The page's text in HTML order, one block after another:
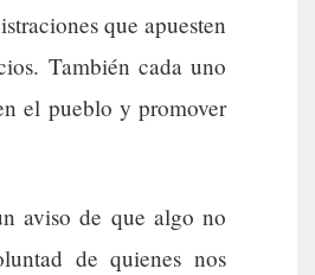
que apuesten
También cada uno
el pueblo y promover
aviso de que algo no
de quienes nos